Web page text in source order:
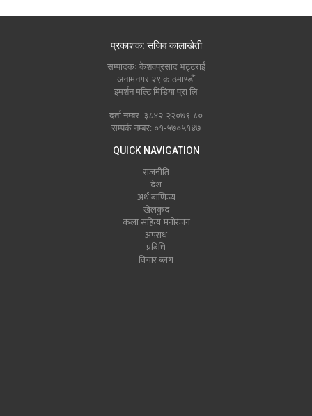
प्रकाशक: सजिव कालाखेती
सम्पादकः केशवप्रसाद भट्टराई
अनामनगर २९ काठमाण्डौं
इमर्शन मल्टि मिडिया प्रा लि
दर्ता नम्बर: ३८४२-२२०७९-८०
सम्पर्क नम्बर: ०१-५७०५१४७
QUICK NAVIGATION
राजनीति
देश
अर्थ बाणिज्य
खेलकुद
कला सहित्य मनोरंजन
अपराध
प्रबिधि
विचार ब्लग